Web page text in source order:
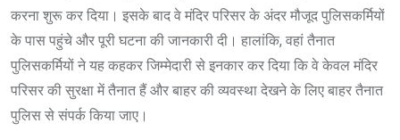
करना शुरू कर दिया। इसके बाद वे मंदिर परिसर के अंदर मौजूद पुलिसकर्मियों
के पास पहुंचे और पूरी घटना की जानकारी दी। हालांकि, वहां तैनात
पुलिसकर्मियों ने यह कहकर जिम्मेदारी से इनकार कर दिया कि वे केवल मंदिर
परिसर की सुरक्षा में तैनात हैं और बाहर की व्यवस्था देखने के लिए बाहर तैनात
पुलिस से संपर्क किया जाए।